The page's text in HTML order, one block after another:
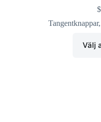
$
Tangentknappar,
Välj